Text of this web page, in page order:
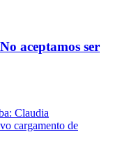
aceptamos ser